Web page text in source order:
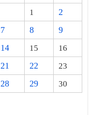
1
2
7 8
9
14 15
16
21 22
23
28 29 30